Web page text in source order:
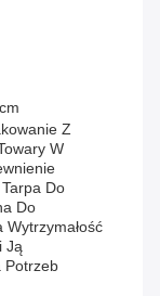
Z
W
Do
Do
Ją
Potrzeb